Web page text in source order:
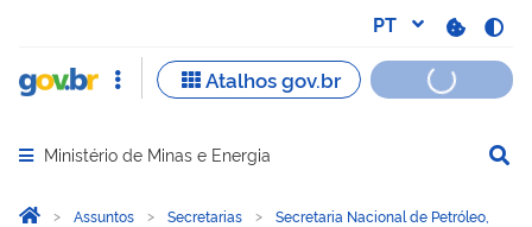
Abrir menu principal de navegação
Ministério de Minas e Energia
Você está aqui:
Página Inicial
Assuntos Secretarias
Secretaria Nacional de Petróleo,